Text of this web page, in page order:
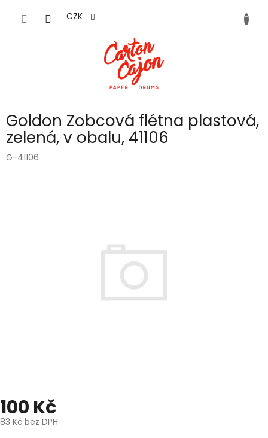
CZK
Goldon Zobcová flétna plastová,
zelená, v obalu, 41106
G-41106
100 Kč
83 Kč bez DPH